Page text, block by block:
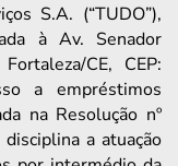
S.A. (“TUDO”),
à Av. Senador
CE, CEP:
a empréstimos
na Resolução nº
a atuação